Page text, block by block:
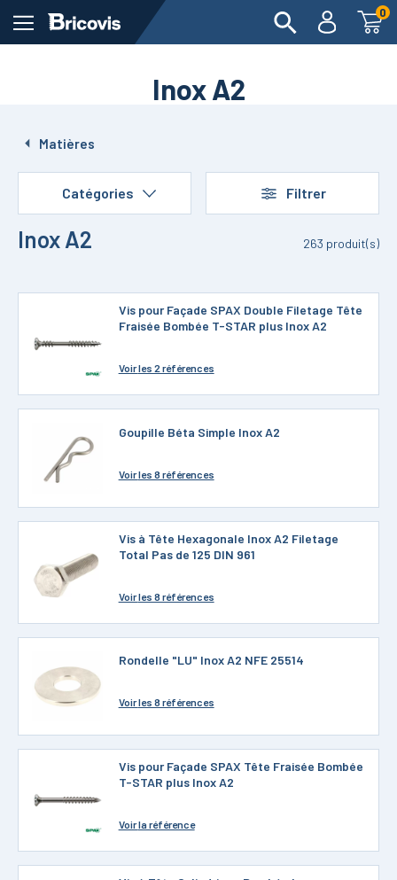
0
Inox A2
Matières
Catégories Filtrer
Inox A2 263 produit(s)
Vis pour Façade SPAX Double Filetage Tête
Fraisée Bombée T-STAR plus Inox A2
Voirles 2 références
Goupille Béta Simple Inox A2
Voirles 8 références
Vis à Tête Hexagonale Inox A2 Filetage
Total Pas de 125 DIN 961
Voirles 8 références
Rondelle "LU" Inox A2 NFE 25514
Voirles 8 références
Vis pour Façade SPAX Tête Fraisée Bombée
T-STAR plus Inox A2
Voirla référence